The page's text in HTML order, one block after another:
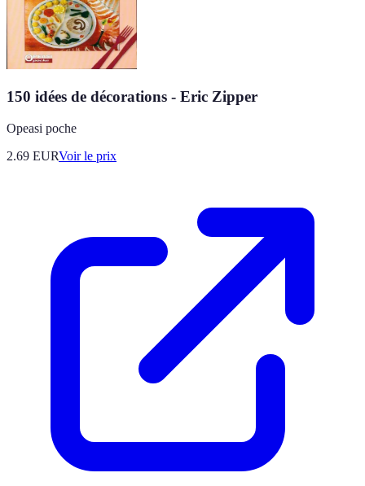
150 idées de décorations - Eric Zipper
Opeasi poche
2.69 EURVoir le prix